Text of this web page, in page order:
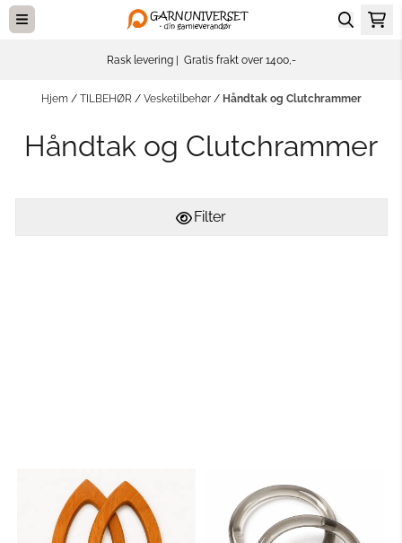
Hopp til innhold
Rask levering | Gratis frakt over 1400,-
Hjem / TILBEHØR / Vesketilbehør / Håndtak og Clutchrammer
Håndtak og Clutchrammer
Filter